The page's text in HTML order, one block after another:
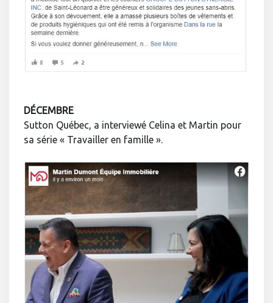
DÉCEMBRE
Sutton Québec, a interviewé Celina et Martin pour
sa série « Travailler en famille ».